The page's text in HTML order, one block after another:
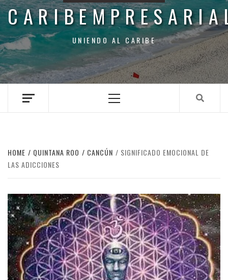
UNIENDO AL CARIBE
Menu
HOME QUINTANA ROO CANCÚN
SIGNIFICADO EMOCIONAL DE
LAS ADICCIONES